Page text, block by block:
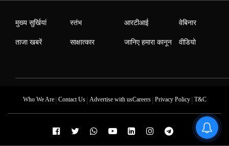
मुख्य सुर्खियां
ताजा खबरें
स्तंभ
साक्षात्कार
आरटीआई
जानिए हमारा कानून
वेबिनार
वीडियो
Who We Are| Contact Us| Advertise with usCareers| Privacy Policy| T&C